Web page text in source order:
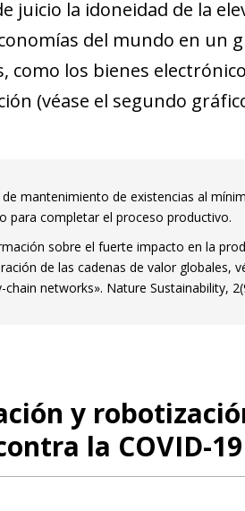
juicio la idoneidad de la
del mundo en un
como los bienes
(véase el segundo
de mantenimiento de existencias al
para completar el proceso productivo.
sobre el fuerte impacto en la
de las cadenas de valor globales,
networks». Nature Sustainability,
y
la COVID-19